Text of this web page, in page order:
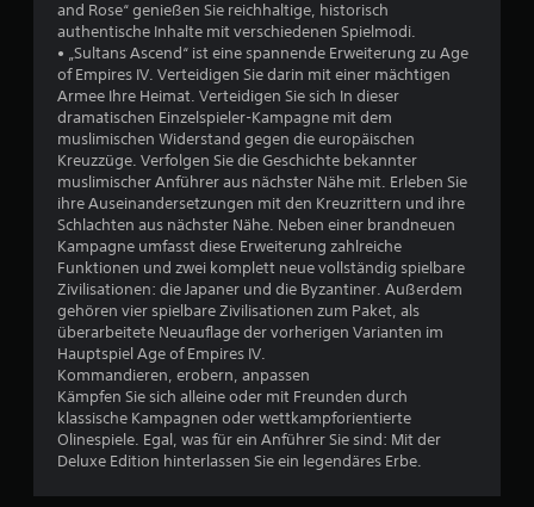
w
e
t
u
n
g
e
o
h
n
e
d
i
e
b
e
r
ü
h
r
u
n
g
s
e
m
p
f
i
r
n
D
u
k
a
n
n
s
t
m
a
n
u
e
l
l
e
S
p
e
and Rose“ genießen Sie reichhaltige, historisch
authentische Inhalte mit verschiedenen Spielmodi.
• „Sultans Ascend“ ist eine spannende Erweiterung zu Age
of Empires IV. Verteidigen Sie darin mit einer mächtigen
Armee Ihre Heimat. Verteidigen Sie sich In dieser
dramatischen Einzelspieler-Kampagne mit dem
muslimischen Widerstand gegen die europäischen
Kreuzzüge. Verfolgen Sie die Geschichte bekannter
muslimischer Anführer aus nächster Nähe mit. Erleben Sie
ihre Auseinandersetzungen mit den Kreuzrittern und ihre
Schlachten aus nächster Nähe. Neben einer brandneuen
Kampagne umfasst diese Erweiterung zahlreiche
Funktionen und zwei komplett neue vollständig spielbare
Zivilisationen: die Japaner und die Byzantiner. Außerdem
gehören vier spielbare Zivilisationen zum Paket, als
überarbeitete Neuauflage der vorherigen Varianten im
Hauptspiel Age of Empires IV.
Kommandieren, erobern, anpassen
Kämpfen Sie sich alleine oder mit Freunden durch
klassische Kampagnen oder wettkampforientierte
Olinespiele. Egal, was für ein Anführer Sie sind: Mit der
Deluxe Edition hinterlassen Sie ein legendäres Erbe.